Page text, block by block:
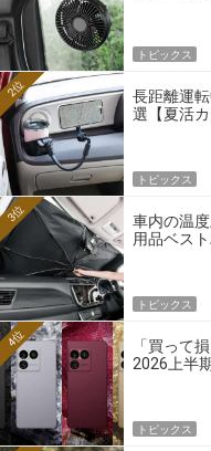
トピックス
長距離運
選【夏活
2位
トピックス
車内の温
用品ベスト
3位
トピックス
「買って
2026上半
4位
トピックス